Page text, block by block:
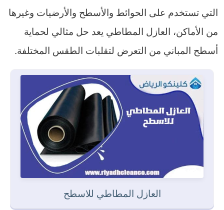
التي تستخدم على الحوائط والأسطح والأرضيات وغيرها
من الأماكن، العازل المطاطي يعد حل مثالي لحماية
أسطح المباني من التعرض لتقلبات الطقس المختلفة.
العازل المطاطي للاسطح